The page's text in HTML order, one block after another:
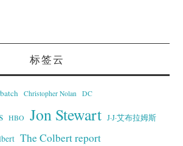
标签云
Christopher Nolan DC
HBO Jon Stewart J·J·艾布拉姆斯
The Colbert report